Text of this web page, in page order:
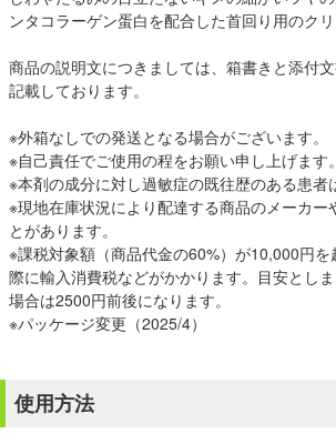
ンタコラーゲン蛋白を配合した首回り用のクリ
商品の説明文につきましては、箱書きと添付
記載しております。
※外箱なしでの発送となる場合がございます。
※自己責任でご使用の程をお願い申し上げます。
※本剤の成分に対し過敏症の既往歴のある患者
※現地在庫状況により配達する商品のメーカー
とがあります。
※課税対象額（商品代金の60%）が10,000円
際に輸入消費税などがかかります。目安とし
場合は2500円前後になります。
※パッケージ変更（2025/4）
使用方法